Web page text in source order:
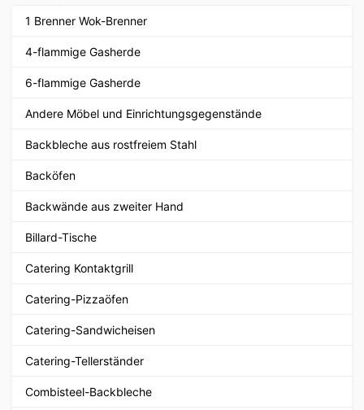
1 Brenner Wok-Brenner
4-flammige Gasherde
6-flammige Gasherde
Andere Möbel und Einrichtungsgegenstände
Backbleche aus rostfreiem Stahl
Backöfen
Backwände aus zweiter Hand
Billard-Tische
Catering Kontaktgrill
Catering-Pizzaöfen
Catering-Sandwicheisen
Catering-Tellerständer
Combisteel-Backbleche